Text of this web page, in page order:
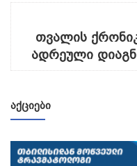
თვალის
ადრეული
ᲐᲥᲪᲘᲔᲑᲘ